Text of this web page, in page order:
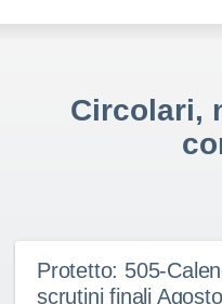
Circolari,
Protetto: 505-
scrutini finali